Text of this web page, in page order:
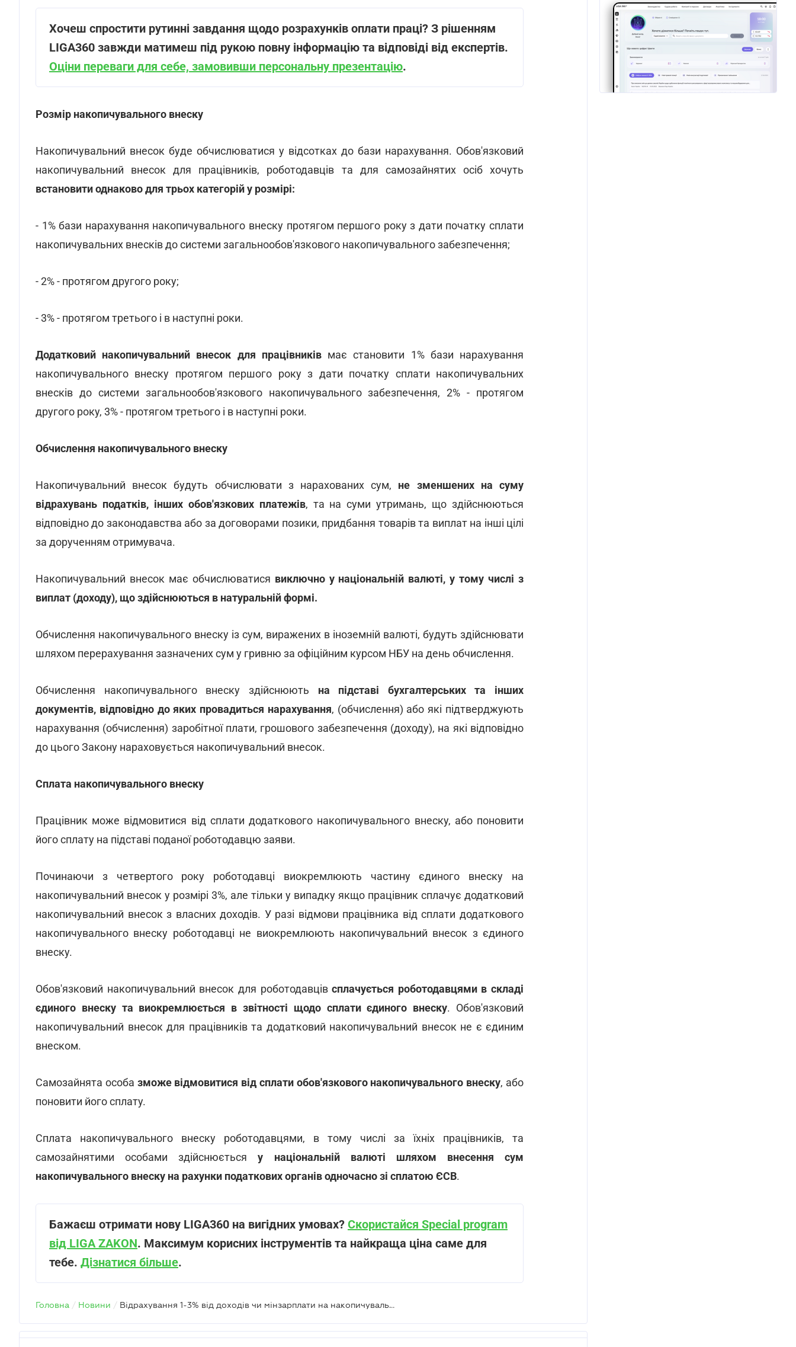
Хочеш спростити рутинні завдання щодо розрахунків оплати праці? З рішенням
LIGA360 завжди матимеш під рукою повну інформацію та відповіді від експертів.
Оціни переваги для себе, замовивши персональну презентацію.
Розмір накопичувального внеску
Накопичувальний внесок буде обчислюватися у відсотках до бази нарахування. Обов'язковий
накопичувальний внесок для працівників, роботодавців та для самозайнятих осіб хочуть
встановити однаково для трьох категорій у розмірі:
- 1% бази нарахування накопичувального внеску протягом першого року з дати початку сплати
накопичувальних внесків до системи загальнообов'язкового накопичувального забезпечення;
- 2% - протягом другого року;
- 3% - протягом третього і в наступні роки.
Додатковий накопичувальний внесок для працівниківмає становити 1% бази нарахування
накопичувального внеску протягом першого року з дати початку сплати накопичувальних
внесків до системи загальнообов'язкового накопичувального забезпечення, 2% - протягом
другого року, 3% - протягом третього і в наступні роки.
Обчислення накопичувального внеску
Накопичувальний внесок будуть обчислювати з нарахованих сум, не зменшених на суму
відрахувань податків, інших обов'язкових платежів, та на суми утримань, що здійснюються
відповідно до законодавства або за договорами позики, придбання товарів та виплат на інші цілі
за дорученням отримувача.
Накопичувальний внесок має обчислюватися виключно у національній валюті, у тому числі з
виплат (доходу), що здійснюються в натуральній формі.
Обчислення накопичувального внеску із сум, виражених в іноземній валюті, будуть здійснювати
шляхом перерахування зазначених сум у гривню за офіційним курсом НБУ на день обчислення.
Обчислення накопичувального внеску здійснюють на підставі бухгалтерських та інших
документів, відповідно до яких провадиться нарахування, (обчислення) або які підтверджують
нарахування (обчислення) заробітної плати, грошового забезпечення (доходу), на які відповідно
до цього Закону нараховується накопичувальний внесок.
Сплата накопичувального внеску
Працівник може відмовитися від сплати додаткового накопичувального внеску, або поновити
його сплату на підставі поданої роботодавцю заяви.
Починаючи з четвертого року роботодавці виокремлюють частину єдиного внеску на
накопичувальний внесок у розмірі 3%, але тільки у випадку якщо працівник сплачує додатковий
накопичувальний внесок з власних доходів. У разі відмови працівника від сплати додаткового
накопичувального внеску роботодавці не виокремлюють накопичувальний внесок з єдиного
внеску.
Обов'язковий накопичувальний внесок для роботодавцівсплачується роботодавцями в складі
єдиного внеску та виокремлюється в звітності щодо сплати єдиного внеску. Обов'язковий
накопичувальний внесок для працівників та додатковий накопичувальний внесок не є єдиним
внеском.
Самозайнята особа зможе відмовитися від сплати обов'язкового накопичувального внеску, або
поновити його сплату.
Сплата накопичувального внеску роботодавцями, в тому числі за їхніх працівників, та
самозайнятими особами здійснюєтьсяу національній валюті шляхом внесення сум
накопичувального внеску на рахунки податкових органів одночасно зі сплатою ЄСВ.
Бажаєш отримати нову LIGA360 на вигідних умовах? Скористайся Special program
від LIGA ZAKON. Максимум корисних інструментів та найкраща ціна саме для
тебе. Дізнатися більше.
Головна / Новини / Відрахування 1-3% від доходів чи мінзарплати на накопичувальну пенсію – Мінсоцполітики представило проєкт Закону